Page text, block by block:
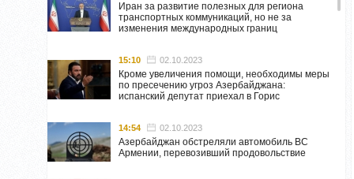
Иран за развитие полезных для региона
транспортных коммуникаций, но не за
изменения международных границ
15:10 02.10.2023
Кроме увеличения помощи, необходимы меры
по пресечению угроз Азербайджана:
испанский депутат приехал в Горис
14:54 02.10.2023
Азербайджан обстреляли автомобиль ВС
Армении, перевозивший продовольствие